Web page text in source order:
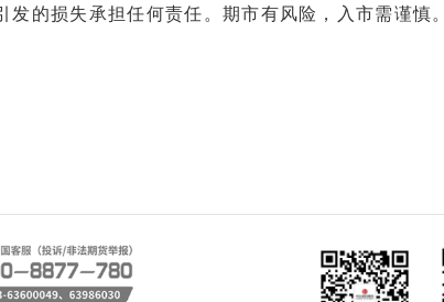
的损失承担任何责任。期市有风险，入市需谨慎。